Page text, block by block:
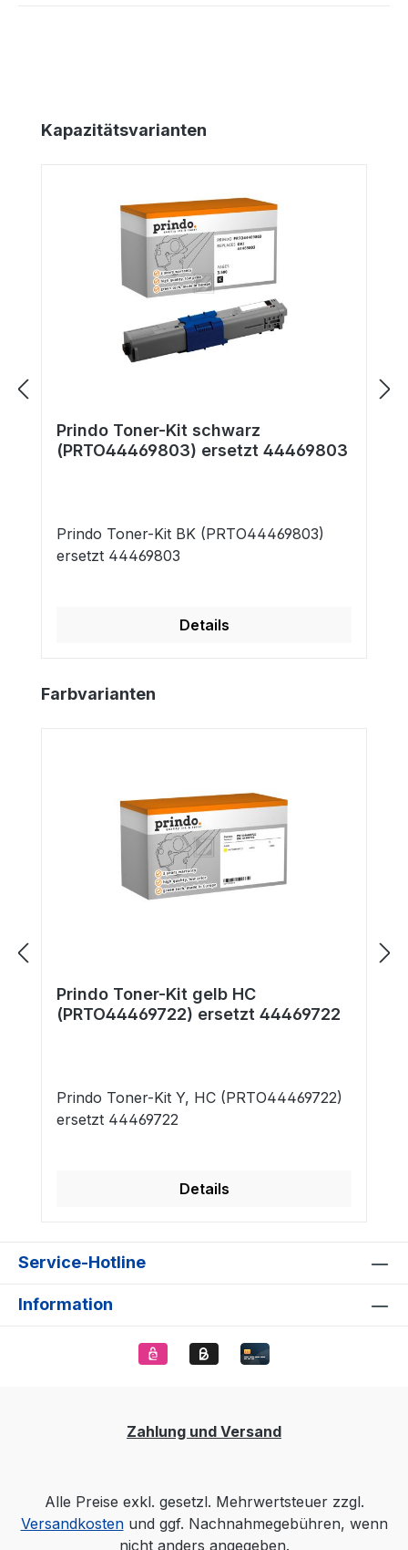
Produktgalerie überspringen
Kapazitätsvarianten
Prindo Toner-Kit schwarz
(PRTO44469803) ersetzt 44469803
Prindo Toner-Kit BK (PRTO44469803)
ersetzt 44469803
Details
Produktgalerie überspringen
Farbvarianten
Prindo Toner-Kit gelb HC
(PRTO44469722) ersetzt 44469722
Prindo Toner-Kit Y, HC (PRTO44469722)
ersetzt 44469722
Details
Service-Hotline
Information
Zahlung und Versand
Alle Preise exkl. gesetzl. Mehrwertsteuer zzgl.
Versandkostenund ggf. Nachnahmegebühren, wenn
nicht anders angegeben.